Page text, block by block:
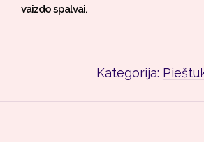
vaizdo spalvai.
Kategorija: